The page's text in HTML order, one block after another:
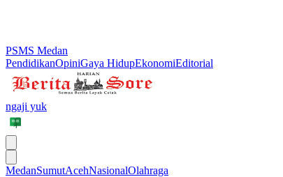
PSMS Medan
PendidikanOpiniGaya HidupEkonomiEditorial
ngaji yuk
MedanSumutAcehNasionalOlahraga